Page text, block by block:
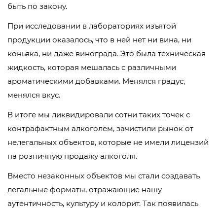
быть по закону.
При исследовании в лабораториях изъятой
продукции оказалось, что в ней нет ни вина, ни
коньяка, ни даже винограда. Это была техническая
жидкость, которая мешалась с различными
ароматическими добавками. Менялся градус,
менялся вкус.
В итоге мы ликвидировали сотни таких точек с
контрафактным алкоголем, зачистили рынок от
нелегальных объектов, которые не имели лицензий
на розничную продажу алкоголя.
Вместо незаконных объектов мы стали создавать
легальные форматы, отражающие нашу
аутентичность, культуру и колорит. Так появилась